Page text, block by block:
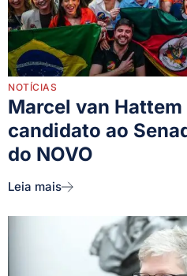
NOTÍCIAS
Marcel van
candidato ao
do NOVO
Leia mais